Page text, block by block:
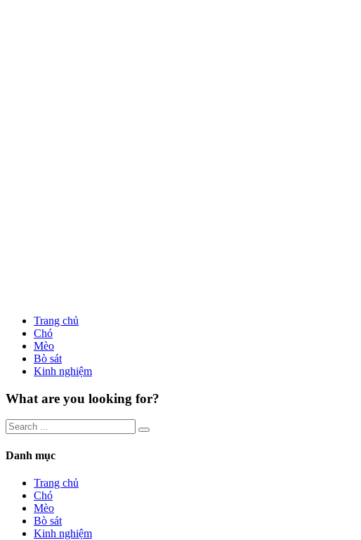
Trang chủ
Chó
Mèo
Bò sát
Kinh nghiệm
What are you looking for?
Danh mục
Trang chủ
Chó
Mèo
Bò sát
Kinh nghiệm